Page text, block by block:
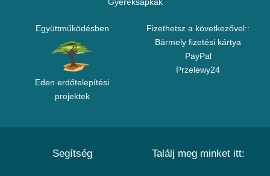
Együttműködésben
Eden erdőtelepítési
projektek
Fizethetsz a következővel::
Bármely fizetési kártya
PayPal
Przelewy24
Segítség Találj meg minket itt: